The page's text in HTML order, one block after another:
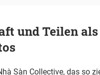
und Teilen als
Sàn Collective, das so